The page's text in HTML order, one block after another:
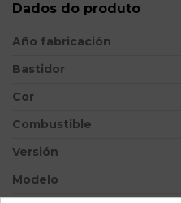
Dados do produto
Año fabricación
Bastidor
Cor
Combustible
Versión
Modelo